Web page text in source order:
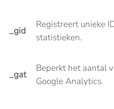
_gid
Registreert unieke
statistieken.
_gat
Beperkt het aantal
Google Analytics.